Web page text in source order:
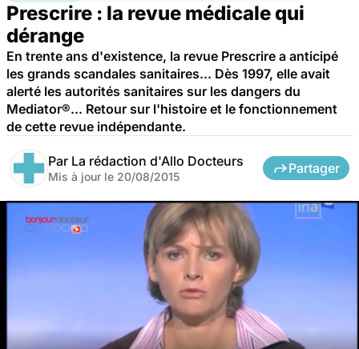
Prescrire : la revue médicale qui
dérange
En trente ans d'existence, la revue Prescrire a anticipé
les grands scandales sanitaires... Dès 1997, elle avait
alerté les autorités sanitaires sur les dangers du
Mediator®... Retour sur l'histoire et le fonctionnement
de cette revue indépendante.
Par La rédaction d'Allo Docteurs
Mis à jour le 20/08/2015
Partager